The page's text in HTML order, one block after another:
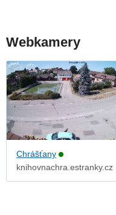
Webkamery
Chrášťany
knihovnachra.estranky.cz